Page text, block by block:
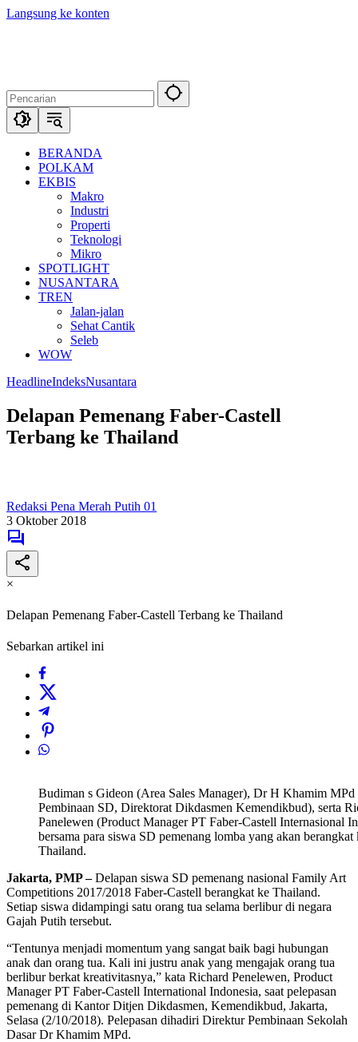
Langsung ke konten
BERANDA
POLKAM
EKBIS
Makro
Industri
Properti
Teknologi
Mikro
SPOTLIGHT
NUSANTARA
TREN
Jalan-jalan
Sehat Cantik
Seleb
WOW
HeadlineIndeksNusantara
Delapan Pemenang Faber-Castell
Terbang ke Thailand
Redaksi Pena Merah Putih 01
3 Oktober 2018
×
Delapan Pemenang Faber-Castell Terbang ke Thailand
Sebarkan artikel ini
Budiman s Gideon (Area Sales Manager), Dr H Khamim
Pembinaan SD, Direktorat Dikdasmen Kemendikbud), serta
Panelewen (Product Manager PT Faber-Castell Internasional
bersama para siswa SD pemenang lomba yang akan
Thailand.
Jakarta, PMP –Delapan siswa SD pemenang nasional Family Art
Competitions 2017/2018 Faber-Castell berangkat ke Thailand.
Setiap siswa didampingi satu orang tua selama berlibur di negara
Gajah Putih tersebut.
“Tentunya menjadi momentum yang sangat baik bagi hubungan
anak dan orang tua. Kali ini justru anak yang mengajak orang tua
berlibur berkat kreativitasnya,” kata Richard Penelewen, Product
Manager PT Faber-Castell International Indonesia, saat pelepasan
pemenang di Kantor Ditjen Dikdasmen, Kemendikbud, Jakarta,
Selasa (2/10/2018). Pelepasan dihadiri Direktur Pembinaan Sekolah
Dasar Dr Khamim MPd.